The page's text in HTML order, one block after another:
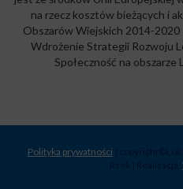
na rzecz kosztów bieżących i
Obszarów Wiejskich 2014-
Wdrożenie Strategii Rozwoju
Społeczność na obszarze
Polityka prywatności